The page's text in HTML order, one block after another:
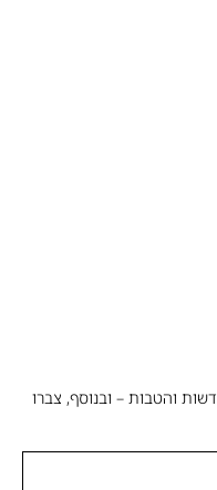
והטבות – ובנוסף, צברו